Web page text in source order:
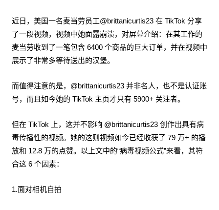
近日，美国一名麦当劳员工@brittanicurtis23 在 TikTok 分享
了一段视频，视频中她面露崩溃，对屏幕介绍：在其工作的
麦当劳收到了一笔包含 6400 个商品的巨大订单，并在视频中
展示了非常多等待送出的汉堡。
而值得注意的是，@brittanicurtis23 并非名人，也不是认证账
号，而且如今她的 TikTok 主页才只有 5900+ 关注者。
但在 TikTok 上，这并不影响 @brittanicurtis23 创作出具有病
毒传播性的视频。她的这则视频如今已经收获了 79 万+ 的播
放和 12.8 万的点赞。以上文中的“病毒视频公式”来看，其符
合这 6 个因素：
1.面对相机自拍